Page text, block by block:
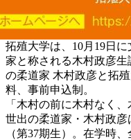
拓殖大学は、10月19日
家と称される木村政彦生
の柔道家 木村政彦と拓
料、事前申込制。
「木村の前に木村なく
世出の柔道家・木村政彦
（第37期生）。在学時